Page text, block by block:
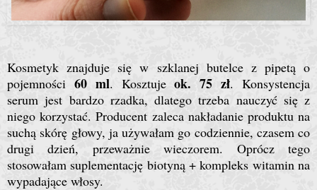
Kosmetyk znajduje się w szklanej butelce z pipetą o
pojemności 60 ml. Kosztujeok. 75 zł. Konsystencja
serum jest bardzo rzadka, dlatego trzeba nauczyć się z
niego korzystać. Producent zaleca nakładanie produktu na
suchą skórę głowy, ja używałam go codziennie, czasem co
drugi dzień, przeważnie wieczorem. Oprócz tego
stosowałam suplementację biotyną + kompleks witamin na
wypadające włosy.